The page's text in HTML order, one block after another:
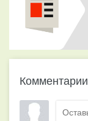
Комментарии